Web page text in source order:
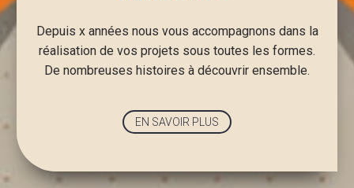
Depuis x années nous vous accompagnons dans la
réalisation de vos projets sous toutes les formes.
De nombreuses histoires à découvrir ensemble.
EN SAVOIR PLUS